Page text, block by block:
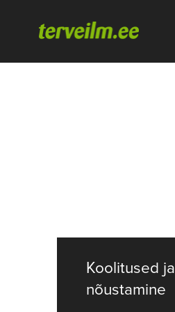
Koolitused ja
nõustamine